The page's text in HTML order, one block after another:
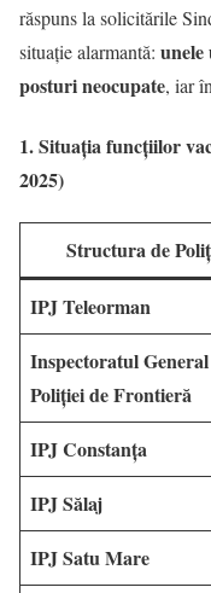
răspuns la solicitările
situație alarmantă:
posturi neocupate, iar
1. Situația funcțiilor
2025)
Structura de
IPJ Teleorman
Inspectoratul
Poliției de Frontieră
IPJ Constanța
IPJ Sălaj
IPJ Satu Mare